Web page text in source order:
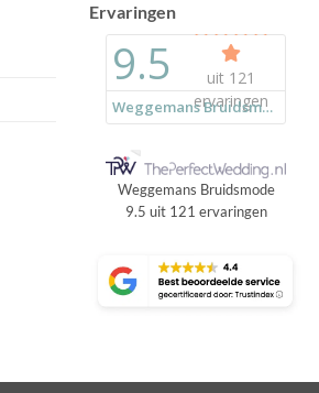
Ervaringen
Weggemans Bruidsmode
9.5 uit 121 ervaringen